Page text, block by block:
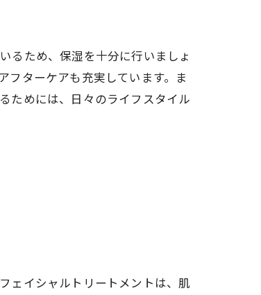
るため、保湿を十分に行いましょ
フターケアも充実しています。ま
ためには、日々のライフスタイル
ェイシャルトリートメントは、肌